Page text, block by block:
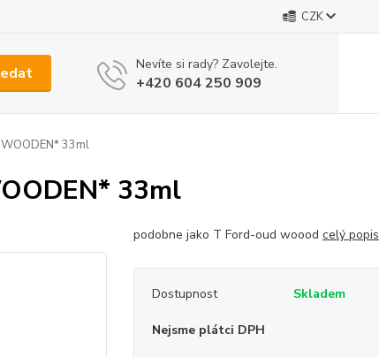
CZK
Nevíte si rady? Zavolejte.
+420 604 250 909
33ml
33ml
podobne jako T Ford-oud woood celý popis
Dostupnost Skladem
Nejsme plátci DPH